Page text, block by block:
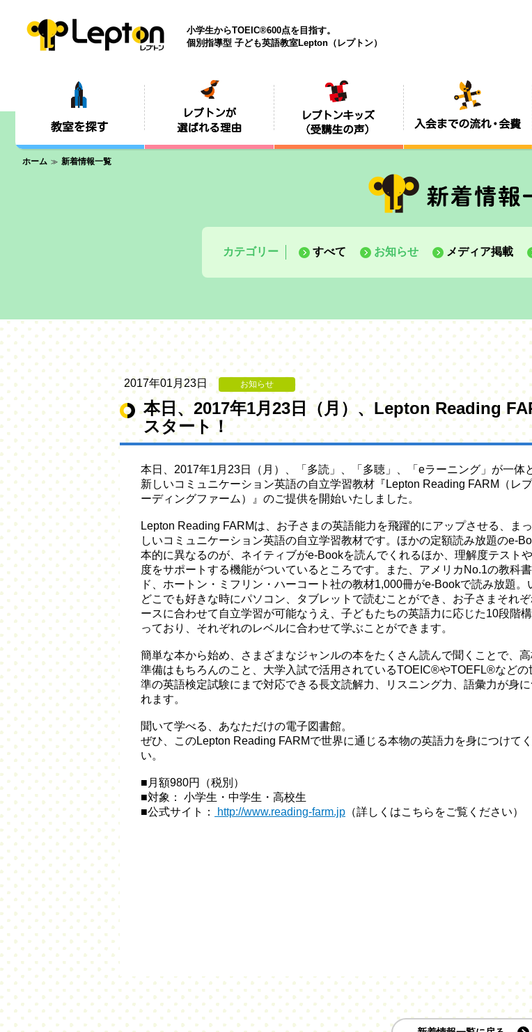
小学生からTOEIC®600点を目指す。
個別指導型 子ども英語教室Lepton（レプトン）
ホーム 新着情報一覧
カテゴリー すべて お知らせ メディア掲載
2017年01月23日 お知らせ
本日、2017年1月23日（月）、Lepton Reading
スタート！
本日、2017年1月23日（月）、「多読」、「多聴」、「eラーニング」が一体
新しいコミュニケーション英語の自立学習教材『Lepton Reading FARM（レ
ーディングファーム）』のご提供を開始いたしました。
Lepton Reading FARMは、お子さまの英語能力を飛躍的にアップさせる、ま
しいコミュニケーション英語の自立学習教材です。ほかの定額読み放題のe-
本的に異なるのが、ネイティブがe-Bookを読んでくれるほか、理解度テスト
度をサポートする機能がついているところです。また、アメリカNo.1の教科
ド、ホートン・ミフリン・ハーコート社の教材1,000冊がe-Bookで読み放題。
どこでも好きな時にパソコン、タブレットで読むことができ、お子さまそれ
ースに合わせて自立学習が可能なうえ、子どもたちの英語力に応じた10段階
っており、それぞれのレベルに合わせて学ぶことができます。
簡単な本から始め、さまざまなジャンルの本をたくさん読んで聞くことで、
準備はもちろんのこと、大学入試で活用されているTOEIC®やTOEFL®などの
準の英語検定試験にまで対応できる長文読解力、リスニング力、語彙力が身に
れます。
聞いて学べる、あなただけの電子図書館。
ぜひ、このLepton Reading FARMで世界に通じる本物の英語力を身につけて
い。
■月額980円（税別）
■対象： 小学生・中学生・高校生
■公式サイト：
http://www.reading-farm.jp （詳しくはこちらをご覧ください）